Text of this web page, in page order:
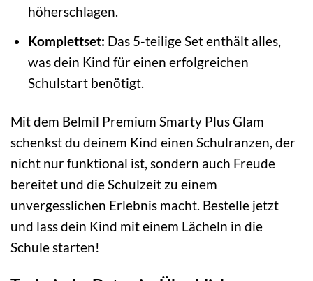
höherschlagen.
Komplettset: Das 5-teilige Set enthält alles,
was dein Kind für einen erfolgreichen
Schulstart benötigt.
Mit dem Belmil Premium Smarty Plus Glam
schenkst du deinem Kind einen Schulranzen, der
nicht nur funktional ist, sondern auch Freude
bereitet und die Schulzeit zu einem
unvergesslichen Erlebnis macht. Bestelle jetzt
und lass dein Kind mit einem Lächeln in die
Schule starten!